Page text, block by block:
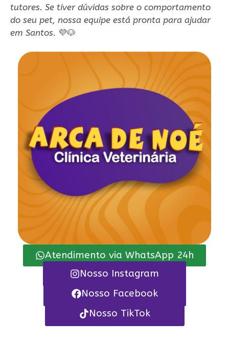
tutores. Se tiver dúvidas sobre o comportamento
do seu pet, nossa equipe está pronta para ajudar
em Santos. 💜🐶
Atendimento via WhatsApp 24h
Nosso Instagram
Nosso Facebook
Nosso TikTok